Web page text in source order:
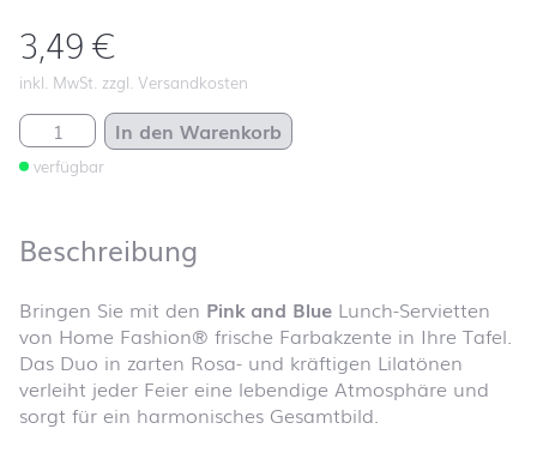
3,49€
inkl. MwSt. zzgl. Versandkosten
Pink and Blue Menge
verfügbar
In den Warenkorb
Beschreibung
Bringen Sie mit den Pink and Blue Lunch-Servietten
von Home Fashion® frische Farbakzente in Ihre Tafel.
Das Duo in zarten Rosa- und kräftigen Lilatönen
verleiht jeder Feier eine lebendige Atmosphäre und
sorgt für ein harmonisches Gesamtbild.